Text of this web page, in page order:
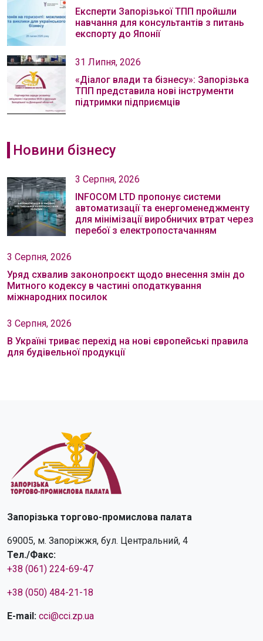
Експерти Запорізької ТПП пройшли
навчання для консультантів з питань
експорту до Японії
31 Липня, 2026
«Діалог влади та бізнесу»: Запорізька
ТПП представила нові інструменти
підтримки підприємців
Новини бізнесу
3 Серпня, 2026
INFOCOM LTD пропонує системи
автоматизації та енергоменеджменту
для мінімізації виробничих втрат через
перебої з електропостачанням
3 Серпня, 2026
Уряд схвалив законопроєкт щодо внесення змін до
Митного кодексу в частині оподаткування
міжнародних посилок
3 Серпня, 2026
В Україні триває перехід на нові європейські правила
для будівельної продукції
Запорізька торгово-промислова палата
69005, м. Запоріжжя, бул. Центральний, 4
Тел./Факс:
+38 (061) 224-69-47
+38 (050) 484-21-18
E-mail: cci@cci.zp.ua